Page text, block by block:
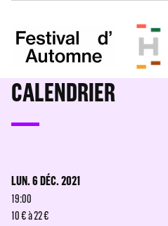
CALENDRIER
LUN. 6 DÉC. 2021
19:00
10 € à 22 €